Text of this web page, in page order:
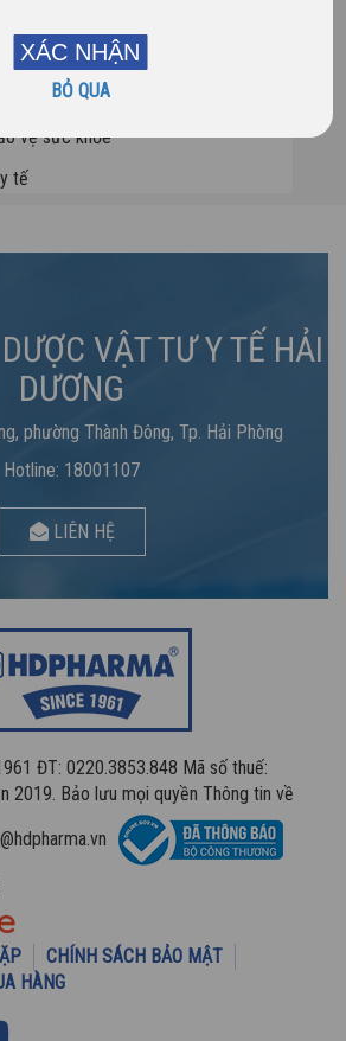
vệ sức khỏe
tế
VẬT TƯ Y TẾ HẢI
DƯƠNG
phường Thành Đông, Tp. Hải Phòng
Hotline: 18001107
LIÊN HỆ
ĐT: 0220.3853.848 Mã số thuế:
2019. Bảo lưu mọi quyền Thông tin về
CHÍNH SÁCH BẢO MẬT
HÀNG
BỎ QUA
XÁC NHẬN